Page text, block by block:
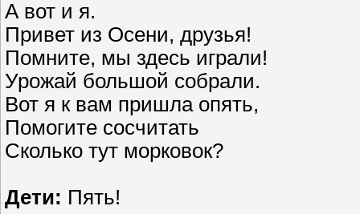
А вот и я.
Привет из Осени, друзья!
Помните, мы здесь играли!
Урожай большой собрали.
Вот я к вам пришла опять,
Помогите сосчитать
Сколько тут морковок?
Дети: Пять!